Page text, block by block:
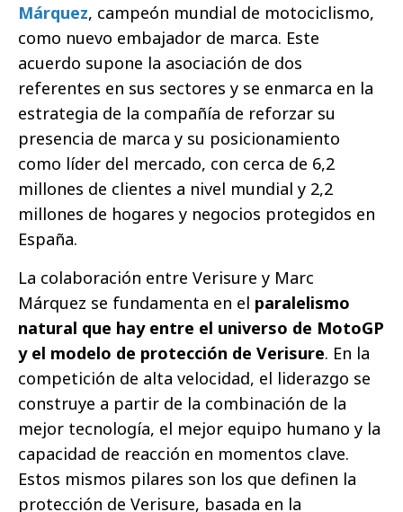
Márquez, campeón mundial de motociclismo,
como nuevo embajador de marca. Este
acuerdo supone la asociación de dos
referentes en sus sectores y se enmarca en la
estrategia de la compañía de reforzar su
presencia de marca y su posicionamiento
como líder del mercado, con cerca de 6,2
millones de clientes a nivel mundial y 2,2
millones de hogares y negocios protegidos en
España.
La colaboración entre Verisure y Marc
Márquez se fundamenta en el paralelismo
natural que hay entre el universo de MotoGP
y el modelo de protección de Verisure. En la
competición de alta velocidad, el liderazgo se
construye a partir de la combinación de la
mejor tecnología, el mejor equipo humano y la
capacidad de reacción en momentos clave.
Estos mismos pilares son los que definen la
protección de Verisure, basada en la